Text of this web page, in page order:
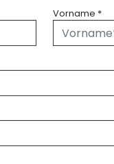
Vorname *